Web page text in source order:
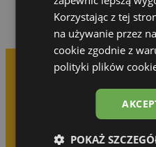
Umów się na
bezpłatną
Korzystając z tej
na używanie przez
cookie zgodnie z
polityki plików
POKAŻ